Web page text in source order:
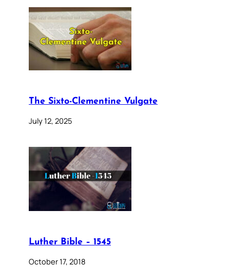
The Sixto-Clementine Vulgate
July 12, 2025
Luther Bible – 1545
October 17, 2018